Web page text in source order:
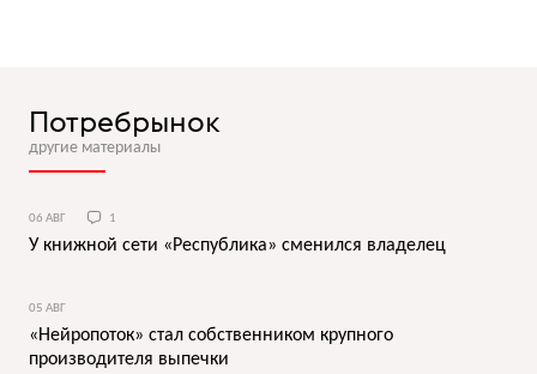
Потребрынок
другие материалы
06 АВГ 1
У книжной сети «Республика» сменился владелец
05 АВГ
«Нейропоток» стал собственником крупного
производителя выпечки